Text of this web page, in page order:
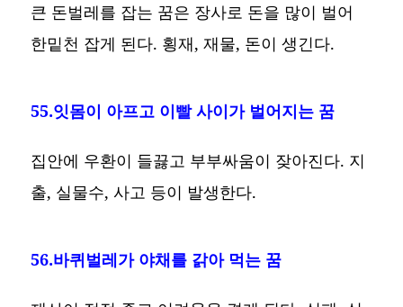
큰 돈벌레를 잡는 꿈은 장사로 돈을 많이 벌어
한밑천 잡게 된다. 횡재, 재물, 돈이 생긴다.
55.잇몸이 아프고 이빨 사이가 벌어지는 꿈
집안에 우환이 들끓고 부부싸움이 잦아진다. 지
출, 실물수, 사고 등이 발생한다.
56.바퀴벌레가 야채를 갉아 먹는 꿈